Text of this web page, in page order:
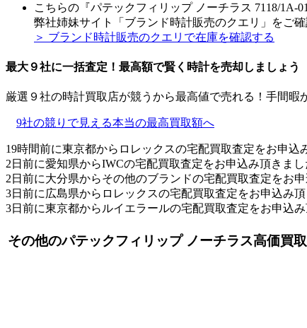
こちらの『パテックフィリップ ノーチラス 7118/1A-
弊社姉妹サイト「ブランド時計販売のクエリ」をご
＞ ブランド時計販売のクエリで在庫を確認する
最大９社に一括査定！ 最高額で賢く時計を売却しましょう
厳選９社の時計買取店が競うから最高値で売れる！手間暇
9社の競りで見える本当の最高買取額へ
19時間前に東京都からロレックスの宅配買取査定をお申込
2日前に愛知県からIWCの宅配買取査定をお申込み頂きまし
2日前に大分県からその他のブランドの宅配買取査定をお申
3日前に広島県からロレックスの宅配買取査定をお申込み頂
3日前に東京都からルイエラールの宅配買取査定をお申込み
その他のパテックフィリップ ノーチラス高価買